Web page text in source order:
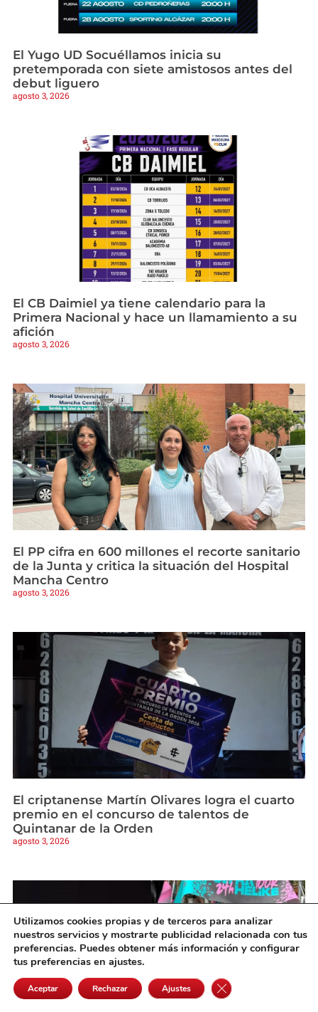
El Yugo UD Socuéllamos inicia su
pretemporada con siete amistosos antes del
debut liguero
agosto 3, 2026
El CB Daimiel ya tiene calendario para la
Primera Nacional y hace un llamamiento a su
afición
agosto 3, 2026
El PP cifra en 600 millones el recorte sanitario
de la Junta y critica la situación del Hospital
Mancha Centro
agosto 3, 2026
El criptanense Martín Olivares logra el cuarto
premio en el concurso de talentos de
Quintanar de la Orden
agosto 3, 2026
Utilizamos cookies propias y de terceros para analizar
nuestros servicios y mostrarte publicidad relacionada con tus
preferencias. Puedes obtener más información y configurar
tus preferencias en ajustes.
Aceptar Rechazar Ajustes Cerrar el banner de